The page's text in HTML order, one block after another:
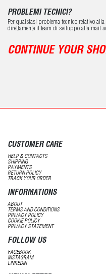
PROBLEMI TECNICI?
Per qualsiasi problema tecnico relativo
direttamente il team di sviluppo alla mail
CONTINUE YOUR
CUSTOMER CARE
HELP & CONTACTS
SHIPPING
PAYMENTS
RETURN POLICY
TRACK YOUR ORDER
INFORMATIONS
ABOUT
TERMS AND CONDITIONS
PRIVACY POLICY
COOKIE POLICY
PRIVACY STATEMENT
FOLLOW US
FACEBOOK
INSTAGRAM
LINKEDIN